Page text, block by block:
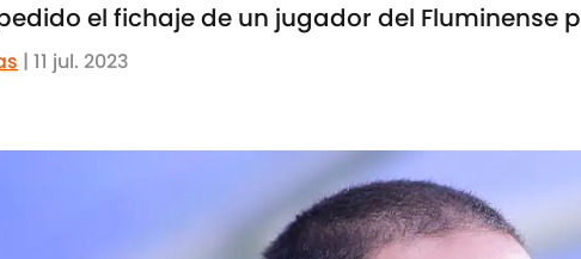
el fichaje de un jugador del Fluminense
| 11 jul. 2023